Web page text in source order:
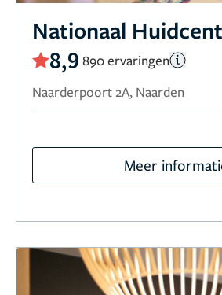
Nationaal
8,9 890 ervaringen
Naarderpoort 2A, Naarden
Meer